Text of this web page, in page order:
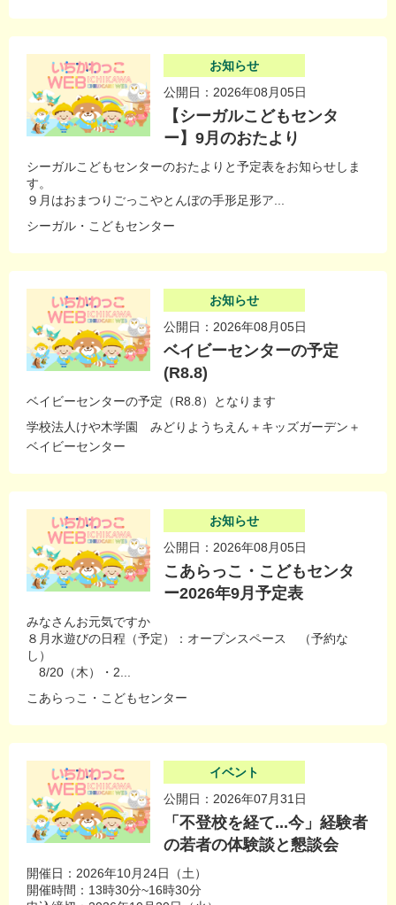
お知らせ
公開日：2026年08月05日
【シーガルこどもセンタ
ー】9月のおたより
シーガルこどもセンターのおたよりと予定表をお知らせしま
す。
９月はおまつりごっこやとんぼの手形足形ア...
シーガル・こどもセンター
お知らせ
公開日：2026年08月05日
ベイビーセンターの予定
(R8.8)
ベイビーセンターの予定（R8.8）となります
学校法人けや木学園 みどりようちえん＋キッズガーデン＋
ベイビーセンター
お知らせ
公開日：2026年08月05日
こあらっこ・こどもセンタ
ー2026年9月予定表
みなさんお元気ですか
８月水遊びの日程（予定）：オープンスペース （予約な
し）
8/20（木）・2...
こあらっこ・こどもセンター
イベント
公開日：2026年07月31日
「不登校を経て...今」経験者
の若者の体験談と懇談会
開催日：2026年10月24日（土）
開催時間：13時30分~16時30分